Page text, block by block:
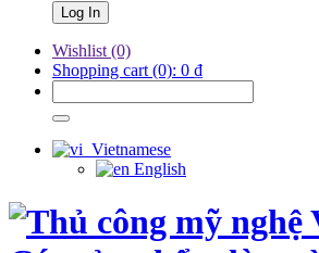
Wishlist (0)
Shopping cart (0): 0 ₫
Vietnamese
English